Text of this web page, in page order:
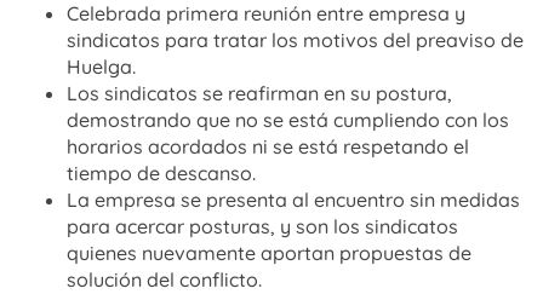
Celebrada primera reunión entre empresa y
sindicatos para tratar los motivos del preaviso de
Huelga.
Los sindicatos se reafirman en su postura,
demostrando que no se está cumpliendo con los
horarios acordados ni se está respetando el
tiempo de descanso.
La empresa se presenta al encuentro sin medidas
para acercar posturas, y son los sindicatos
quienes nuevamente aportan propuestas de
solución del conflicto.